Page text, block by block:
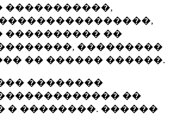
�����������,
���������� ��
���������
�� ������ ������.
��������
��
� ��������. ������